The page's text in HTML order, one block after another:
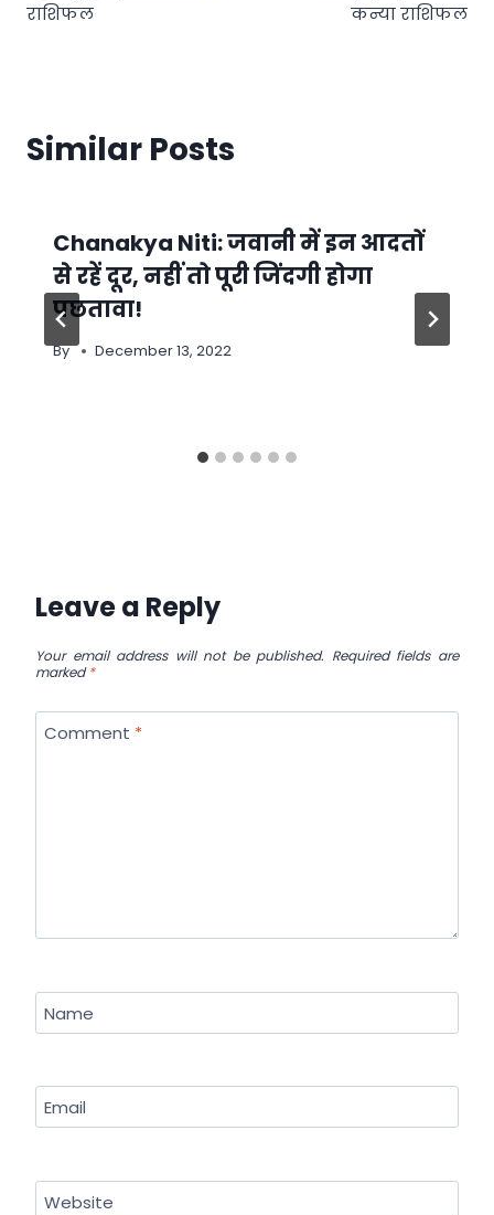
राशिफल
कन्या राशिफल
Similar Posts
Chanakya Niti: जवानी में इन आदतों
से रहें दूर, नहीं तो पूरी जिंदगी होगा
पछतावा!
By December 13, 2022
Leave a Reply
Your email address will not be published. Required fields are
marked*
Comment *
Name
Email
Website